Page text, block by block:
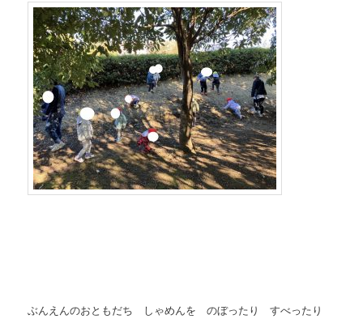
ぶんえんのおともだち しゃめんを のぼったり すべったり